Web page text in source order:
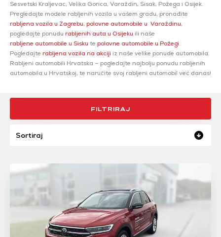
Sesvetski Kraljevac, Velika Gorica, Varaždin, Sisak, Požega i Osijek.
Pregledajte modele rabljenih vozila u vašem gradu, pronađite
rabljena vozila u Zagrebu, polovne automobile u Varaždinu,
pogledajte ponudu rabljenih auta u Osijeku ili naše
rabljene automobile u Sisku te polovne automobile u Požegi.
Pogledajte rabljena vozila na akciji iz naše velike ponude automobila.
Rabljeni automobili Hrvatska – pogledajte najbolju ponudu rabljenih
automobila u Hrvatskoj, te naručite svoj rabljeni automobil već danas!
FILTRIRAJ
Sortiraj